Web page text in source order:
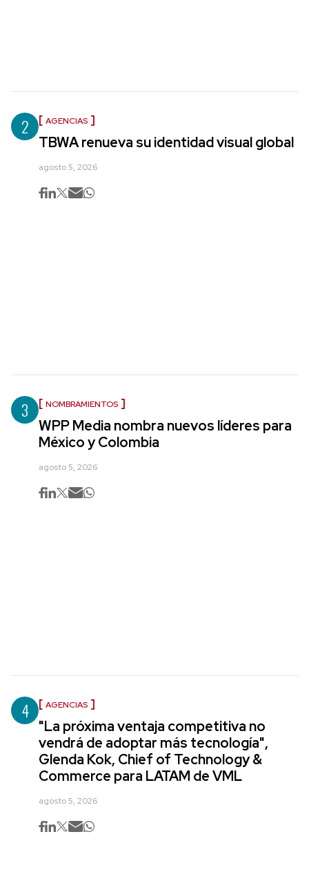
2 AGENCIAS
TBWA renueva su identidad visual global
agosto 5, 2026
3 NOMBRAMIENTOS
WPP Media nombra nuevos líderes para
México y Colombia
agosto 5, 2026
4 AGENCIAS
"La próxima ventaja competitiva no
vendrá de adoptar más tecnología",
Glenda Kok, Chief of Technology &
Commerce para LATAM de VML
agosto 5, 2026